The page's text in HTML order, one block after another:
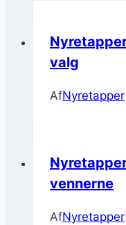
valg
AfNyretapper
vennerne
AfNyretapper